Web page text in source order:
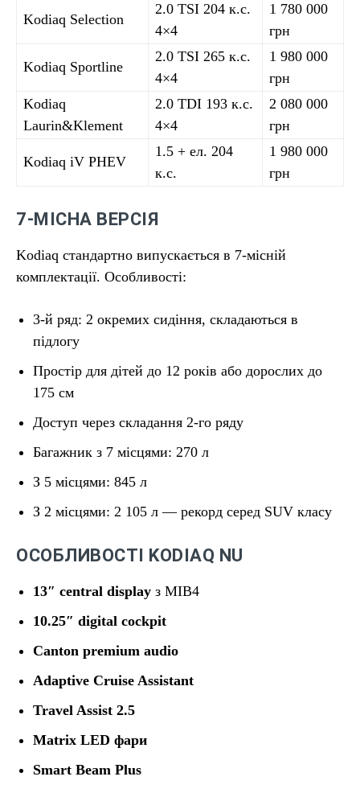
Kodiaq Selection
2.0 TSI 204 к.с.
4×4
1 780 000
грн
Kodiaq Sportline
2.0 TSI 265 к.с.
4×4
1 980 000
грн
Kodiaq
Laurin&Klement
2.0 TDI 193 к.с.
4×4
2 080 000
грн
Kodiaq iV PHEV
1.5 + ел. 204
к.с.
1 980 000
грн
7-МІСНА ВЕРСІЯ
Kodiaq стандартно випускається в 7-місній
комплектації. Особливості:
3-й ряд: 2 окремих сидіння, складаються в
підлогу
Простір для дітей до 12 років або дорослих до
175 см
Доступ через складання 2-го ряду
Багажник з 7 місцями: 270 л
З 5 місцями: 845 л
З 2 місцями: 2 105 л — рекорд серед SUV класу
ОСОБЛИВОСТІ KODIAQ NU
13″ central display з MIB4
10.25″ digital cockpit
Canton premium audio
Adaptive Cruise Assistant
Travel Assist 2.5
Matrix LED фари
Smart Beam Plus